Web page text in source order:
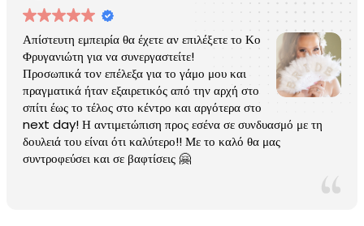
Απίστευτη εμπειρία θα έχετε αν επιλέξετε το Κο
Φρυγανιώτη για να συνεργαστείτε!
Προσωπικά τον επέλεξα για το γάμο μου και
πραγματικά ήταν εξαιρετικός από την αρχή στο
σπίτι έως το τέλος στο κέντρο και αργότερα στο
next day! Η αντιμετώπιση προς εσένα σε συνδυασμό με τη
δουλειά του είναι ότι καλύτερο!! Με το καλό θα μας
συντροφεύσει και σε βαφτίσεις 🤗